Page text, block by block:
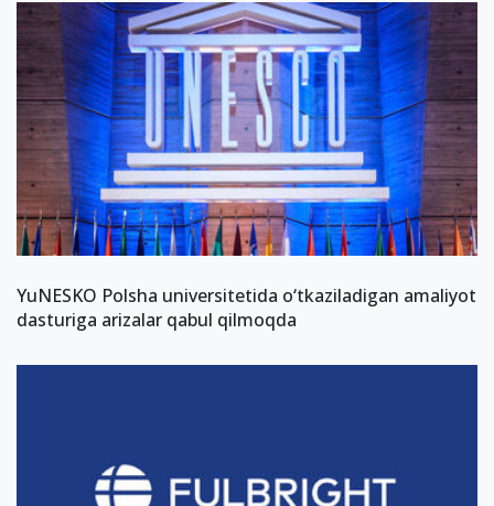
YuNESKO Polsha universitetida o‘tkaziladigan amaliyot
dasturiga arizalar qabul qilmoqda